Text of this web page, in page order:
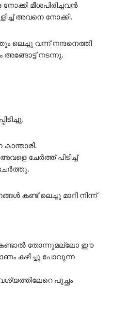
മീശപിരിച്ചവൻ
അവനെ നോക്കി.
വന്ന് നന്ദനെത്തി
നടന്നു.
ചേർത്ത് പിടിച്ച്
കണ്ട് ലെച്ചു മാറി നിന്ന്
കണ്ടാൽ തോന്നുമല്ലോ ഈ
കഴിച്ചു പോവുന്ന
പുച്ഛം